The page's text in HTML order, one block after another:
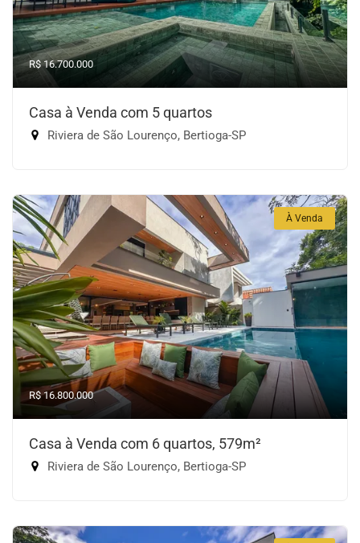
R$ 16.700.000
Casa à Venda com 5 quartos
Riviera de São Lourenço, Bertioga-SP
À Venda
R$ 16.800.000
Casa à Venda com 6 quartos, 579m²
Riviera de São Lourenço, Bertioga-SP